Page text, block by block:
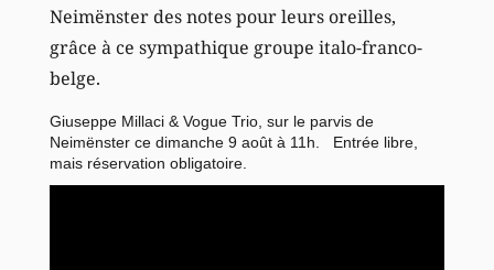
Neimënster des notes pour leurs oreilles,
grâce à ce sympathique groupe italo-franco-
belge.
Giuseppe Millaci & Vogue Trio, sur le parvis de
Neimënster ce dimanche 9 août à 11h. Entrée libre,
mais réservation obligatoire.